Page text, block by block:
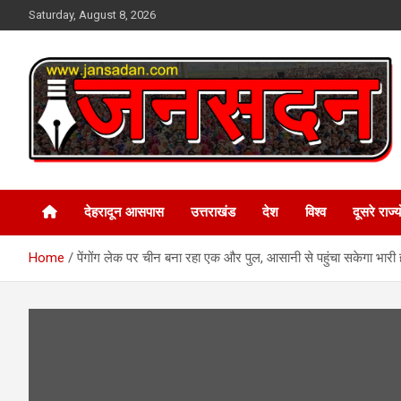
to
Saturday, August 8, 2026
Jan Sadan
देहरादून आसपास उत्तराखंड देश विश्व दूसरे
Home पेंगोंग लेक पर चीन बना रहा एक और पुल, आसानी से पहुंचा सकेगा भारी